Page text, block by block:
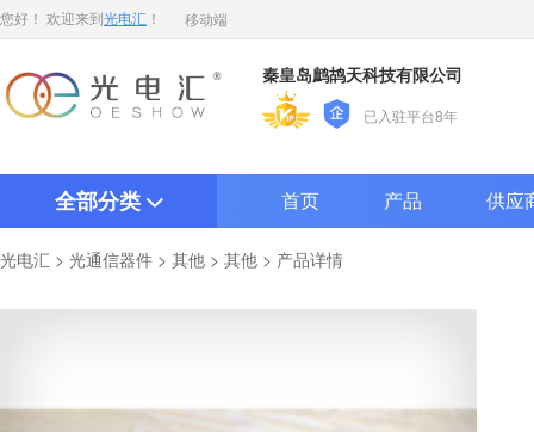
您好！ 欢迎来到 光电汇 ！ 移动端
秦皇岛鹧鸪天科技有限公司
已入驻平台8年
全部分类 首页 产品 供应
光电汇 > 光通信器件 > 其他 > 其他 > 产品详情